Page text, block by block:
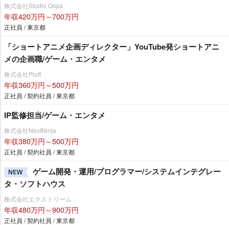
株式会社Studio Oops
年収420万円～700万円
正社員 / 東京都
「ショートアニメ企画ディレクター」YouTube発ショートアニ
メの企画職/ゲーム・エンタメ
株式会社Plott
年収360万円～500万円
正社員 / 契約社員 / 東京都
IP監修担当/ゲーム・エンタメ
株式会社NextNinja
年収380万円～500万円
正社員 / 契約社員 / 東京都
NEW
ゲーム開発・運用/プログラマー/システムインテグレー
タ・ソフトハウス
株式会社エクストリーム
年収480万円～900万円
正社員 / 契約社員 / 東京都